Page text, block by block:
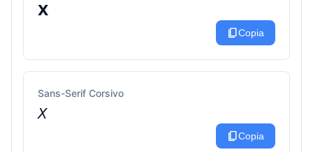
𝗫
content_copyCopia
Sans-Serif Corsivo
𝘟
content_copyCopia